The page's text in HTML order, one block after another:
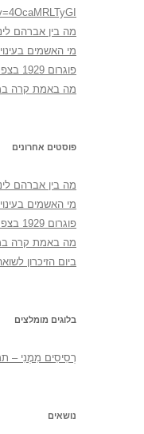
מה בין אברהם
מי האשמים
פוגרום 1929 בצפת "עולמנו חרב עלינו"
מה באמת קרה
פוסטים אחרונים
מה בין אברהם
מי האשמים
פוגרום 1929 בצפת "עולמנו חרב עלינו"
מה באמת קרה
ביום הזיכרון
בלוגים מומלצים
רְסִיסִים מִמֶנִי –
נושאים